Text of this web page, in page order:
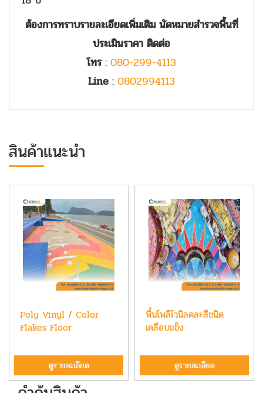
ต้องการทราบรายละเอียดเพิ่มเติม นัดหมายสำรวจพื้นที่
ประเมินราคา ติดต่อ
โทร: 080-299-4113
Line : 0802994113
สินค้าแนะนำ
Poly Vinyl / Color
Flakes Floor
ดูรายละเอียด
พื้นโพลีไวนิลคละสีชนิด
เคลือบแข็ง
ดูรายละเอียด